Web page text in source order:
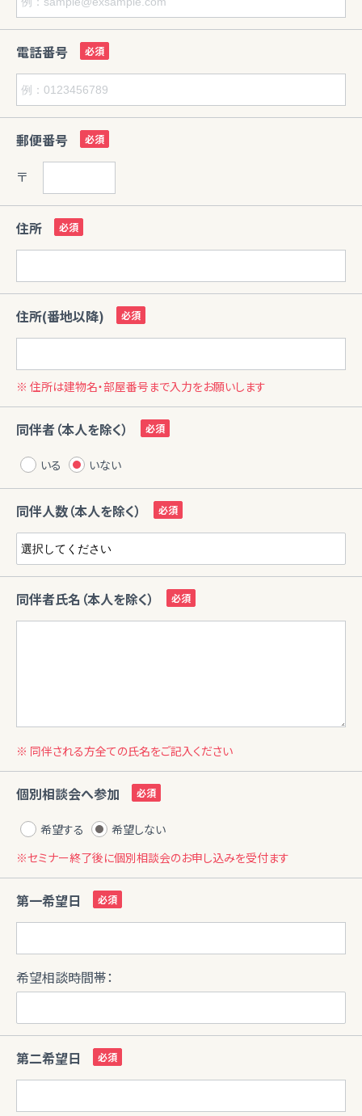
電話番号
郵便番号
〒
住所
住所(番地以降)
※ 住所は建物名・部屋番号まで入力をお願いします
同伴者（本人を除く）
いる いない
同伴人数（本人を除く）
同伴者氏名（本人を除く）
※ 同伴される方全ての氏名をご記入ください
個別相談会へ参加
希望する
希望しない
※セミナー終了後に個別相談会のお申し込みを受付ます
第一希望日
希望相談時間帯：
第二希望日